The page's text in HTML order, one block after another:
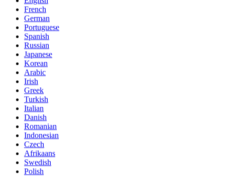
French
German
Portuguese
Spanish
Russian
Japanese
Korean
Arabic
Irish
Greek
Turkish
Italian
Danish
Romanian
Indonesian
Czech
Afrikaans
Swedish
Polish